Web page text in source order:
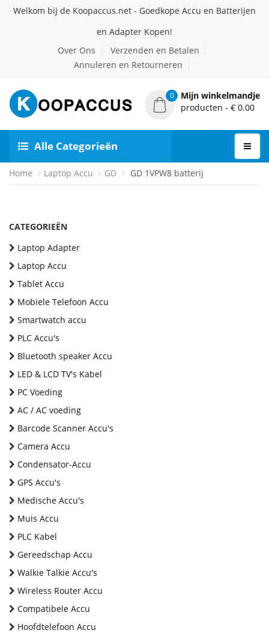
Welkom bij de Koopaccus.net - Goedkope Accu en Batterijen
en Adapter Kopen!
Over Ons
Verzenden en Betalen
Annuleren en Retourneren
0
Mijn winkelmandje
producten - € 0.00
Alle Categorieën
Home Laptop Accu GD GD 1VPW8 batterij
CATEGORIEËN
Laptop Adapter
Laptop Accu
Tablet Accu
Mobiele Telefoon Accu
Smartwatch accu
PLC Accu's
Bluetooth speaker Accu
LED & LCD TV's Kabel
PC Voeding
AC / AC voeding
Barcode Scanner Accu's
Camera Accu
Condensator-Accu
GPS Accu's
Medische Accu's
Muis Accu
PLC Kabel
Gereedschap Accu
Walkie Talkie Accu's
Wireless Router Accu
Compatibele Accu
Hoofdtelefoon Accu